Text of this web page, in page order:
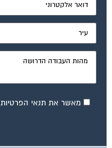
מאשר את תנאי הפרטיות